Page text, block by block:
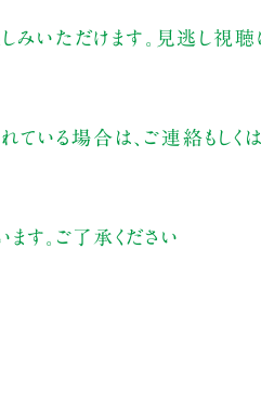
しみいただけます。見逃し視
いる場合は、ご連絡もしく
す。ご了承ください